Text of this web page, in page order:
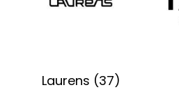
Laurens (37)